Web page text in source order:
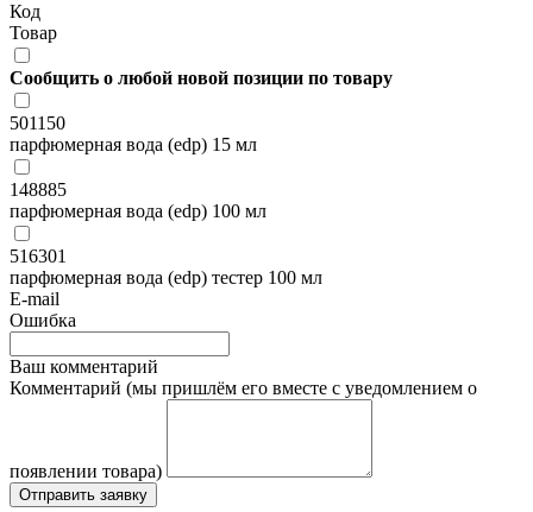
Код
Товар
Сообщить о любой новой позиции по товару
501150
парфюмерная вода (edp) 15 мл
148885
парфюмерная вода (edp) 100 мл
516301
парфюмерная вода (edp) тестер 100 мл
E-mail
Ошибка
Ваш комментарий
Комментарий (мы пришлём его вместе с уведомлением о
появлении товара)
Отправить заявку